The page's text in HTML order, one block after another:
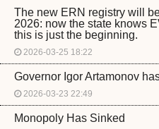
The new ERN registry will
2026: now the state knows
this is just the beginning.
2026-03-25 18:22
Governor Igor Artamonov
2026-03-23 22:49
Monopoly Has Sinked